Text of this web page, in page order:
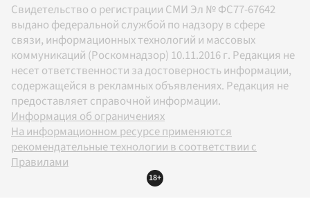
Свидетельство о регистрации СМИ Эл № ФС77-67642
выдано федеральной службой по надзору в сфере
связи, информационных технологий и массовых
коммуникаций (Роскомнадзор) 10.11.2016 г. Редакция не
несет ответственности за достоверность информации,
содержащейся в рекламных объявлениях. Редакция не
предоставляет справочной информации.
Информация об ограничениях
На информационном ресурсе применяются
рекомендательные технологии в соответствии с
Правилами
18+